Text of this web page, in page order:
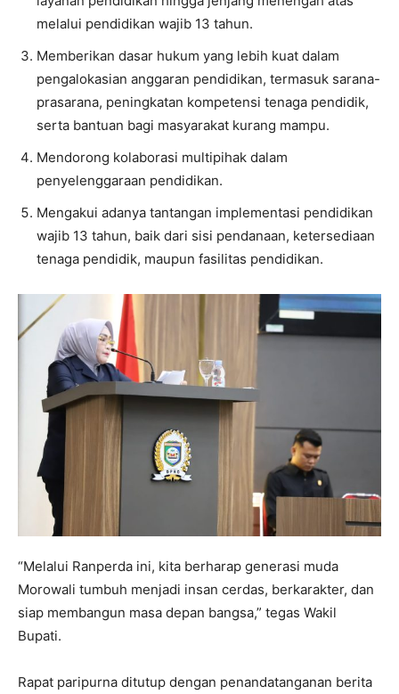
melalui pendidikan wajib 13 tahun.
Memberikan dasar hukum yang lebih kuat dalam
pengalokasian anggaran pendidikan, termasuk sarana-
prasarana, peningkatan kompetensi tenaga pendidik,
serta bantuan bagi masyarakat kurang mampu.
Mendorong kolaborasi multipihak dalam
penyelenggaraan pendidikan.
Mengakui adanya tantangan implementasi pendidikan
wajib 13 tahun, baik dari sisi pendanaan, ketersediaan
tenaga pendidik, maupun fasilitas pendidikan.
“Melalui Ranperda ini, kita berharap generasi muda
Morowali tumbuh menjadi insan cerdas, berkarakter, dan
siap membangun masa depan bangsa,” tegas Wakil
Bupati.
Rapat paripurna ditutup dengan penandatanganan berita